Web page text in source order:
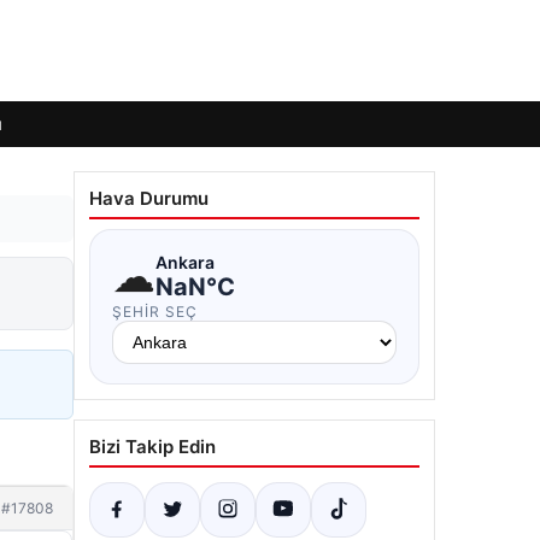
#17808
Hava Durumu
☁Ankara
NaN°C
ŞEHIR SEÇ
Bizi Takip Edin